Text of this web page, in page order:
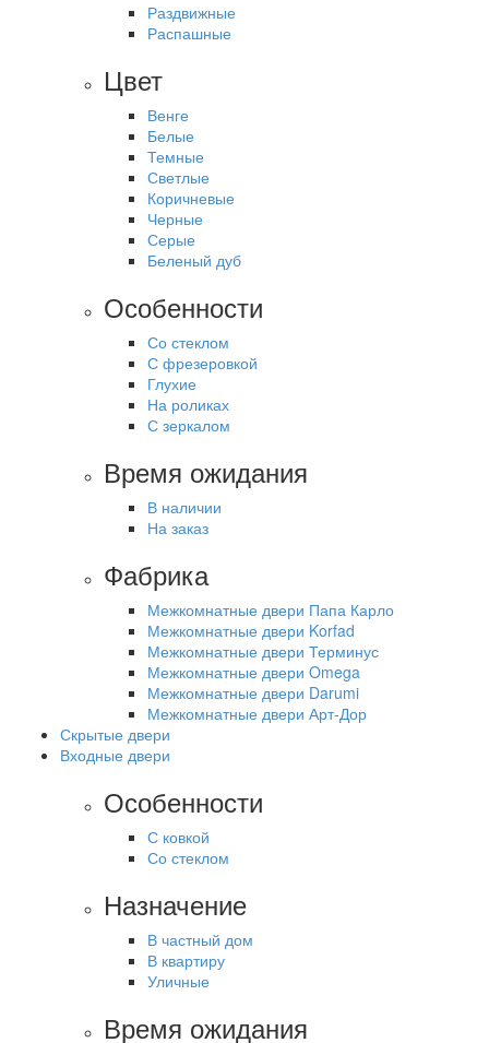
Раздвижные
Распашные
Цвет
Венге
Белые
Темные
Светлые
Коричневые
Черные
Серые
Беленый дуб
Особенности
Со стеклом
С фрезеровкой
Глухие
На роликах
С зеркалом
Время ожидания
В наличии
На заказ
Фабрика
Межкомнатные двери Папа Карло
Межкомнатные двери Korfad
Межкомнатные двери Терминус
Межкомнатные двери Omega
Межкомнатные двери Darumi
Межкомнатные двери Арт-Дор
Скрытые двери
Входные двери
Особенности
С ковкой
Со стеклом
Назначение
В частный дом
В квартиру
Уличные
Время ожидания